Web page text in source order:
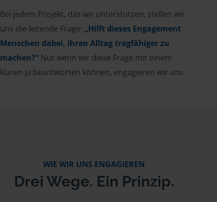
Bei jedem Projekt, das wir unterstützen, stellen wir
uns die leitende Frage: „Hilft dieses Engagement
Menschen dabei, ihren Alltag tragfähiger zu
machen?“ Nur wenn wir diese Frage mit einem
klaren Ja beantworten können, engagieren wir uns.
WIE WIR UNS ENGAGIEREN
Drei Wege. Ein Prinzip.